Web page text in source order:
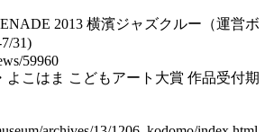
2013 横濱ジャズクルー（運営ボ
31)
59960
こはま こどもアート大賞 作品受付期